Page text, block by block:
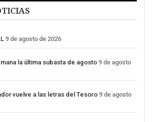
9 de agosto de 2026
la última subasta de agosto 9 de agosto
vuelve a las letras del Tesoro 9 de agosto